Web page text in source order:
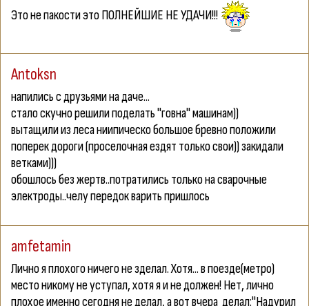
Это не пакости это ПОЛНЕЙШИЕ НЕ УДАЧИ!!!
Antoksn
напились с друзьями на даче...
стало скучно решили поделать "говна" машинам))
вытащили из леса ниипическо большое бревно положили
поперек дороги (проселочная ездят только свои)) закидали
ветками)))
обошлось без жертв..потратились только на сварочные
электроды..челу передок варить пришлось
amfetamin
Лично я плохого ничего не зделал. Хотя... в поезде(метро)
место никому не уступал, хотя я и не должен! Нет, лично
плохое именно сегодня не делал, а вот вчера делал:"Надурил